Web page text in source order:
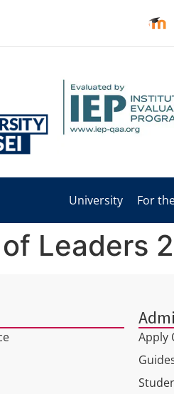
University For
Leaders
Apply